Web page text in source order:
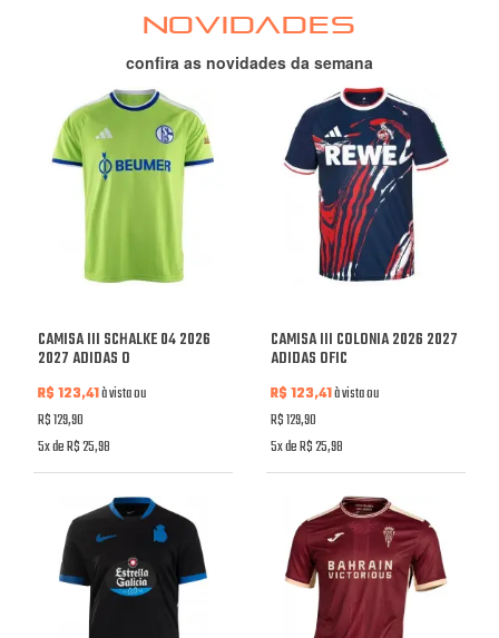
NOVIDADES
confira as novidades da semana
CAMISA III SCHALKE 04 2026
2027 ADIDAS O
R$ 123,41à vista ou
R$ 129,90
5x de R$ 25,98
CAMISA III COLONIA 2026 2027
ADIDAS OFIC
R$ 123,41à vista ou
R$ 129,90
5x de R$ 25,98